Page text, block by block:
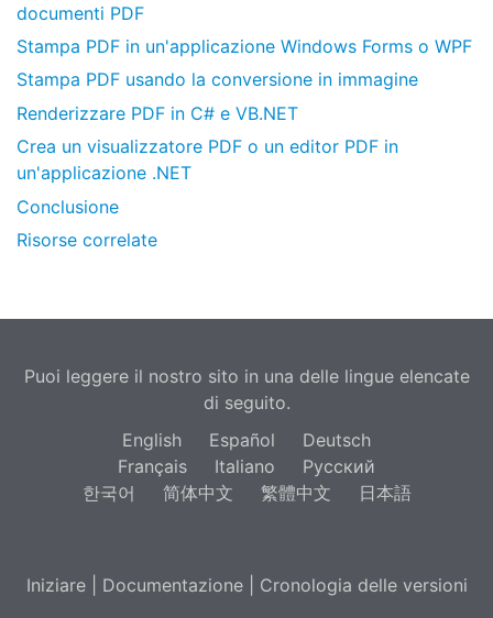
documenti PDF
Stampa PDF in un'applicazione Windows Forms o WPF
Stampa PDF usando la conversione in immagine
Renderizzare PDF in C# e VB.NET
Crea un visualizzatore PDF o un editor PDF in
un'applicazione .NET
Conclusione
Risorse correlate
Puoi leggere il nostro sito in una delle lingue elencate
di seguito.
English
Español
Deutsch
Français
Italiano
Русский
한국어
简体中文 繁體中文 日本語
Iniziare| Documentazione| Cronologia delle versioni